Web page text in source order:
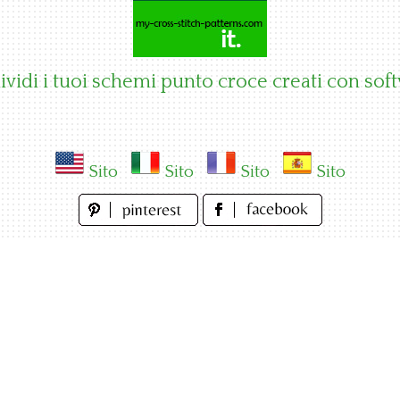
i tuoi schemi punto croce creati con
Sito Sito Sito Sito